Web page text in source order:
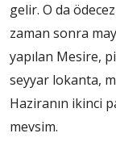
gelir. O da
zaman sonra
yapılan Mesire,
seyyar lokanta,
Haziranın ikinci
mevsim.